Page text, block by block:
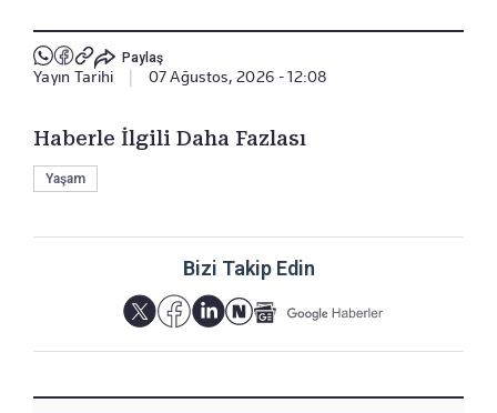
Paylaş
Yayın Tarihi 07 Ağustos, 2026 - 12:08
Haberle İlgili Daha Fazlası
Yaşam
Bizi Takip Edin